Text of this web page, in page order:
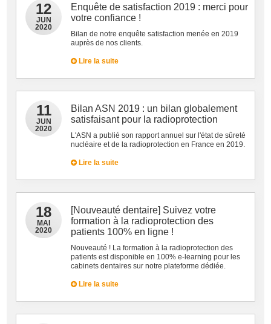
12
JUN
2020
Enquête de satisfaction 2019 : merci pour
votre confiance !
Bilan de notre enquête satisfaction menée en 2019
auprès de nos clients.
Lire la suite
11
JUN
2020
Bilan ASN 2019 : un bilan globalement
satisfaisant pour la radioprotection
L'ASN a publié son rapport annuel sur l'état de sûreté
nucléaire et de la radioprotection en France en 2019.
Lire la suite
18
MAI
2020
[Nouveauté dentaire] Suivez votre
formation à la radioprotection des
patients 100% en ligne !
Nouveauté ! La formation à la radioprotection des
patients est disponible en 100% e-learning pour les
cabinets dentaires sur notre plateforme dédiée.
Lire la suite